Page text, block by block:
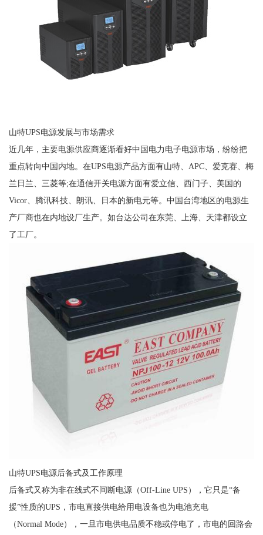
山特UPS电源发展与市场需求
近几年，主要电源供应商逐渐看好中国电力电子电源市场，纷纷把
重点转向中国内地。在UPS电源产品方面有山特、APC、爱克赛、梅
兰日兰、三菱等;在通信开关电源方面有爱立信、西门子、美国的
Vicor、腾讯科技、朗讯、日本的新电元等。中国台湾地区的电源生
产厂商也在内地设厂生产。如台达公司在东莞、上海、天津都设立
了工厂。
山特UPS电源后备式及工作原理
后备式又称为非在线式不间断电源（Off-Line UPS），它只是“备
援”性质的UPS，市电直接供电给用电设备也为电池充电
（Normal Mode），一旦市电供电品质不稳或停电了，市电的回路会